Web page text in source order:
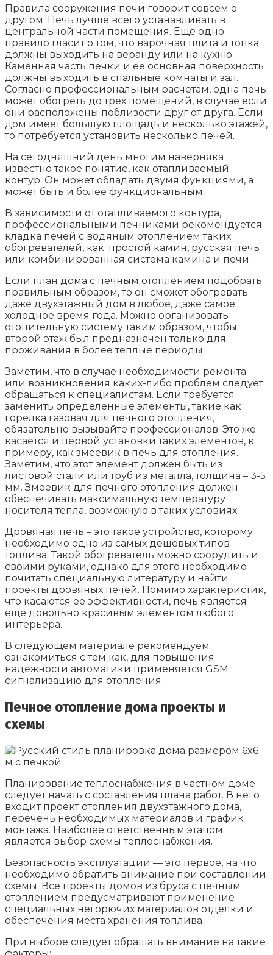
Правила сооружения печи говорит совсем о
другом. Печь лучше всего устанавливать в
центральной части помещения. Еще одно
правило гласит о том, что варочная плита и топка
должны выходить на веранду или на кухню.
Каменная часть печки и ее основная поверхность
должны выходить в спальные комнаты и зал.
Согласно профессиональным расчетам, одна печь
может обогреть до трех помещений, в случае если
они расположены поблизости друг от друга. Если
дом имеет большую площадь и несколько этажей,
то потребуется установить несколько печей.
На сегодняшний день многим наверняка
известно такое понятие, как отапливаемый
контур. Он может обладать двумя функциями, а
может быть и более функциональным.
В зависимости от отапливаемого контура,
профессиональными печниками рекомендуется
кладка печей с водяным отоплением таких
обогревателей, как: простой камин, русская печь
или комбинированная система камина и печи.
Если план дома с печным отоплением подобрать
правильным образом, то он сможет обогревать
даже двухэтажный дом в любое, даже самое
холодное время года. Можно организовать
отопительную систему таким образом, чтобы
второй этаж был предназначен только для
проживания в более теплые периоды.
Заметим, что в случае необходимости ремонта
или возникновения каких-либо проблем следует
обращаться к специалистам. Если требуется
заменить определенные элементы, такие как
горелка газовая для печного отопления,
обязательно вызывайте профессионалов. Это же
касается и первой установки таких элементов, к
примеру, как змеевик в печь для отопления.
Заметим, что этот элемент должен быть из
листовой стали или труб из металла, толщина – 3-5
мм. Змеевик для печного отопления должен
обеспечивать максимальную температуру
носителя тепла, возможную в таких условиях.
Дровяная печь – это такое устройство, которому
необходимо одно из самых дешевых типов
топлива. Такой обогреватель можно соорудить и
своими руками, однако для этого необходимо
почитать специальную литературу и найти
проекты дровяных печей. Помимо характеристик,
что касаются ее эффективности, печь является
еще довольно красивым элементом любого
интерьера.
В следующем материале рекомендуем
ознакомиться с тем как, для повышения
надежности автоматики применяется GSM
сигнализацию для отопления .
Печное отопление дома проекты и
схемы
Планирование теплоснабжения в частном доме
следует начать с составления плана работ. В него
входит проект отопления двухэтажного дома,
перечень необходимых материалов и график
монтажа. Наиболее ответственным этапом
является выбор схемы теплоснабжения.
Безопасность эксплуатации — это первое, на что
необходимо обратить внимание при составлении
схемы. Все проекты домов из бруса с печным
отоплением предусматривают применение
специальных негорючих материалов отделки и
обеспечения места хранения топлива
При выборе следует обращать внимание на такие